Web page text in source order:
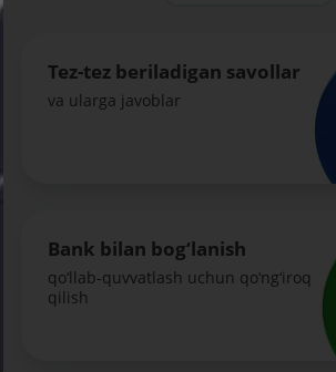
Tez-tez beriladigan savollar
va ularga javoblar
Bank bilan bog‘lanish
qo‘llab-quvvatlash uchun qo‘ng‘iroq
qilish